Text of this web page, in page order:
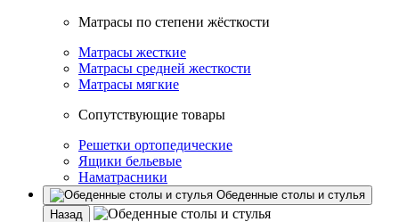
Матрасы по степени жёсткости
Матрасы жесткие
Матрасы средней жесткости
Матрасы мягкие
Сопутствующие товары
Решетки ортопедические
Ящики бельевые
Наматрасники
Обеденные столы и стулья
Назад